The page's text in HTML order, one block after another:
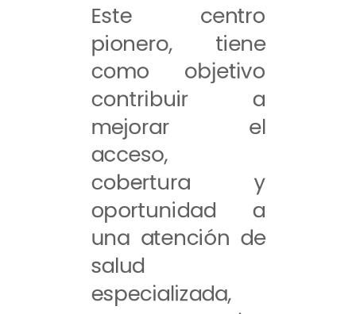
Este centro
pionero, tiene
como objetivo
contribuir a
mejorar el
acceso,
cobertura y
oportunidad a
una atención de
salud
especializada,